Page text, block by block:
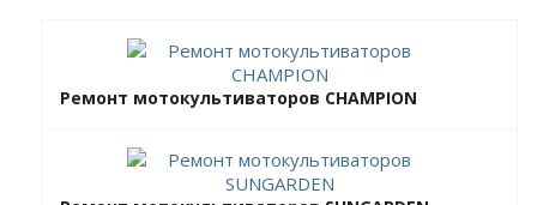
Ремонт мотокультиваторов CHAMPION